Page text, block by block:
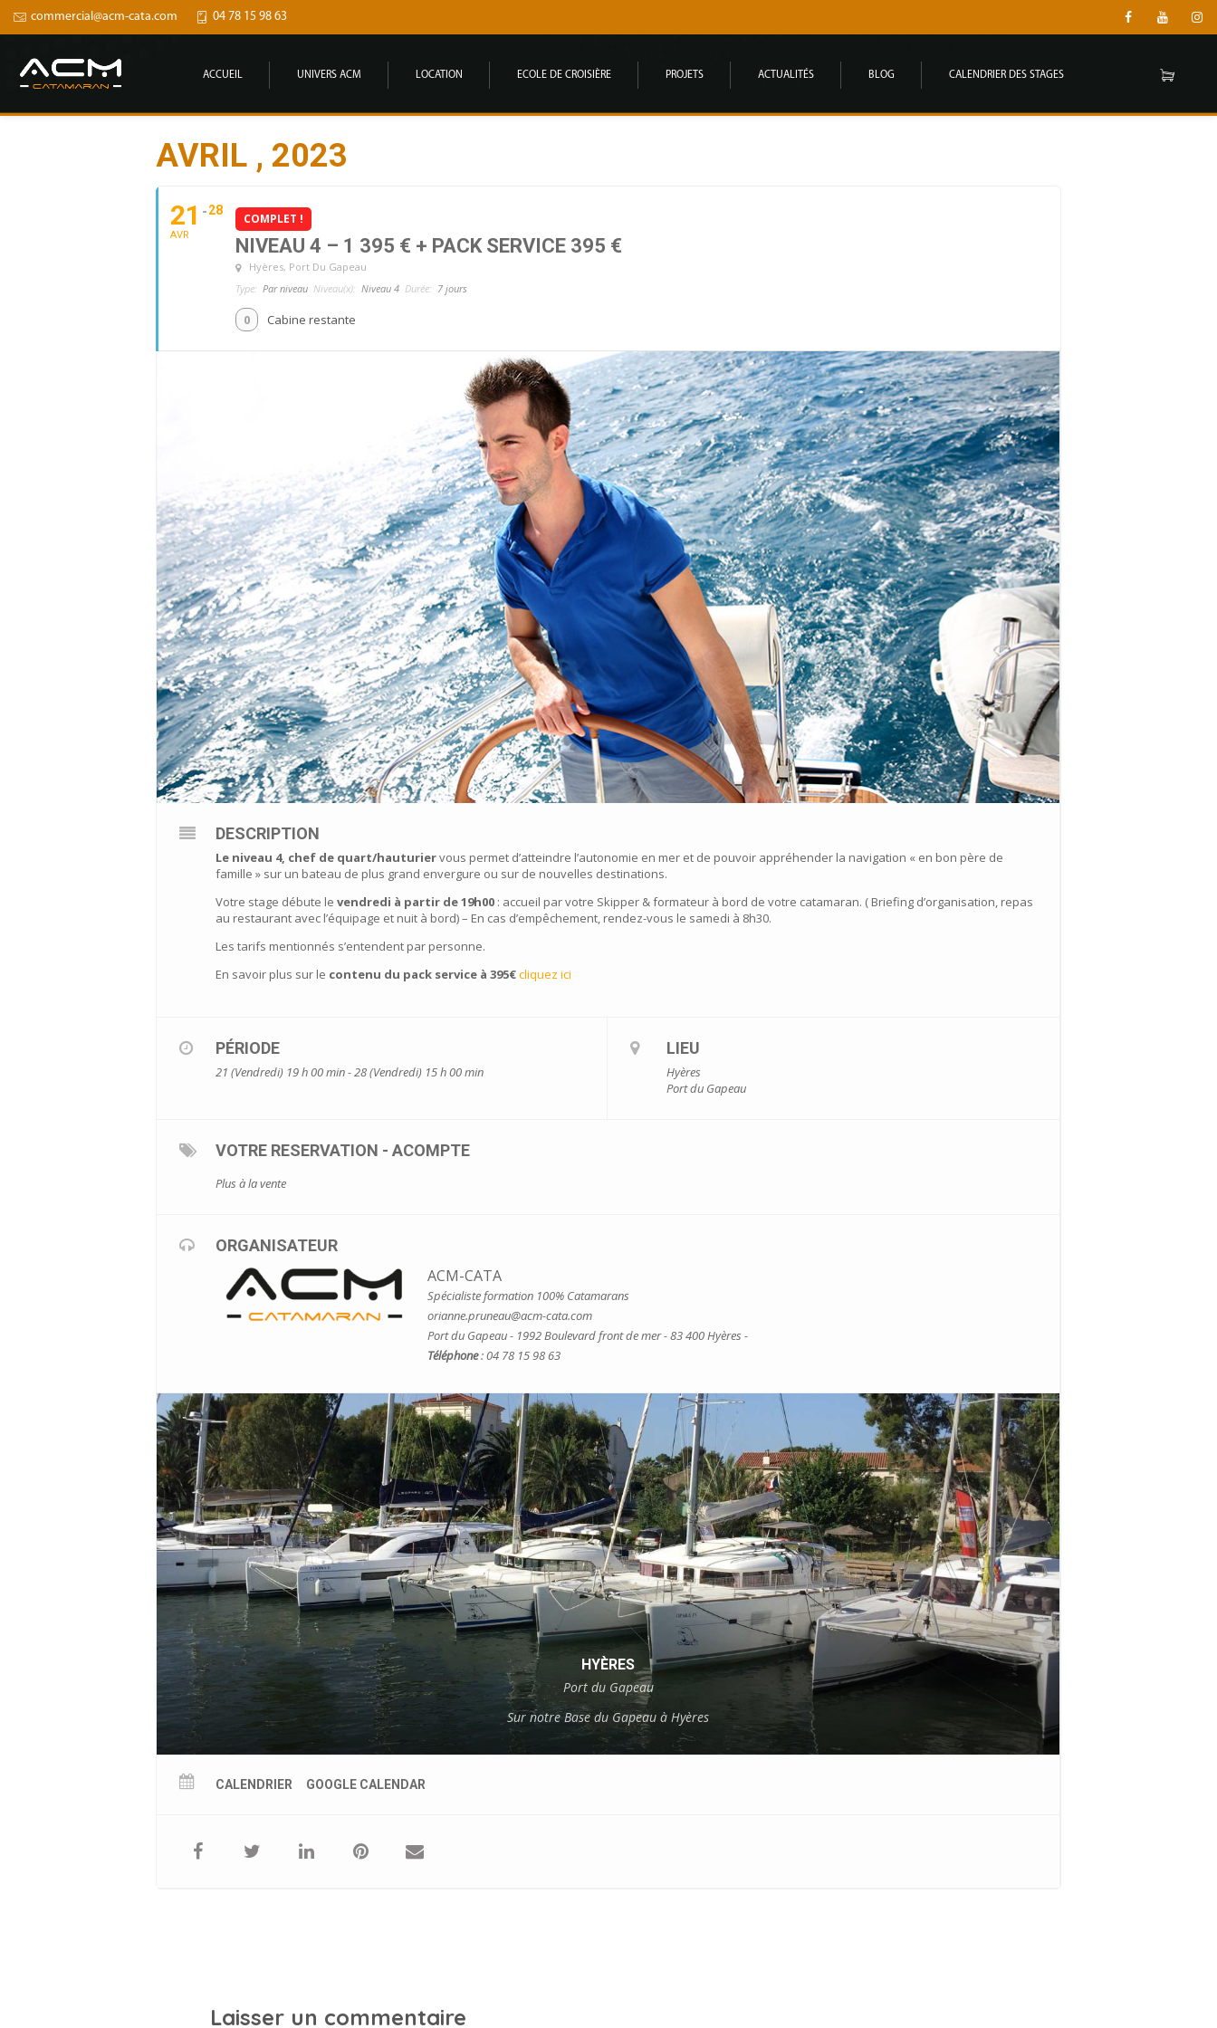
commercial@acm-cata.com 04 78 15 98 63
ACCUEIL UNIVERS ACM LOCATION ECOLE DE CROISIÈRE PROJETS ACTUALITÉS BLOG CALENDRIER DES STAGES
AVRIL , 2023
21
AVR
28
COMPLET !
NIVEAU 4 – 1 395 € + PACK SERVICE 395 €
Hyères, Port Du Gapeau
Type: Par niveau Niveau(x): Niveau 4 Durée: 7 jours
0 Cabine restante
DESCRIPTION
Le niveau 4, chef de quart/hauturiervous permet d’atteindre l’autonomie en mer et de pouvoir appréhender la navigation « en bon père de
famille » sur un bateau de plus grand envergure ou sur de nouvelles destinations.
Votre stage débute le vendredi à partir de 19h00 : accueil par votre Skipper & formateur à bord de votre catamaran. ( Briefing d’organisation, repas
au restaurant avec l’équipage et nuit à bord) – En cas d’empêchement, rendez-vous le samedi à 8h30.
Les tarifs mentionnés s’entendent par personne.
En savoir plus sur le contenu du pack service à 395€cliquez ici
PÉRIODE
21 (Vendredi) 19 h 00 min - 28 (Vendredi) 15 h 00 min
LIEU
Hyères
Port du Gapeau
VOTRE RESERVATION - ACOMPTE
Plus à la vente
ORGANISATEUR
ACM-CATA
Spécialiste formation 100% Catamarans
orianne.pruneau@acm-cata.com
Port du Gapeau - 1992 Boulevard front de mer - 83 400 Hyères -
Téléphone: 04 78 15 98 63
HYÈRES
Port du Gapeau
Sur notre Base du Gapeau à Hyères
CALENDRIER GOOGLE CALENDAR
Laisser un commentaire